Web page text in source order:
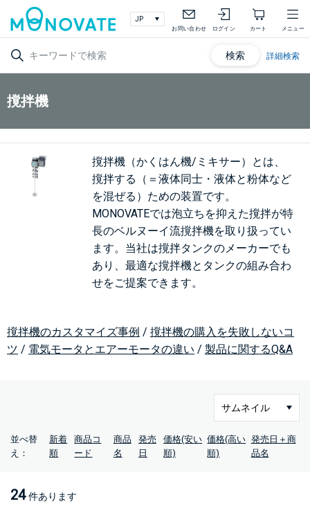
お問い合わせ ログイン カート メニュー
検索 詳細検索
撹拌機
撹拌機（かくはん機/ミキサー）とは、
撹拌する（＝液体同士・液体と粉体など
を混ぜる）ための装置です。
MONOVATEでは泡立ちを抑えた撹拌が特
長のベルヌーイ流撹拌機を取り扱ってい
ます。当社は撹拌タンクのメーカーでも
あり、最適な撹拌機とタンクの組み合わ
せをご提案できます。
撹拌機のカスタマイズ事例 / 撹拌機の購入を失敗しないコ
ツ / 電気モータとエアーモータの違い / 製品に関するQ&A
並べ替
え：
新着
順
商品コ
ード
商品
名
発売
日
価格(安い
順)
価格(高い
順)
発売日＋商
品名
24 件あります